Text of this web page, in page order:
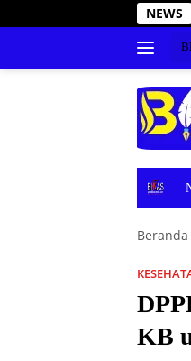
ke
NEWS
B
I
A
Beranda
KB